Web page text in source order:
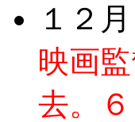
１２
映画
去。６